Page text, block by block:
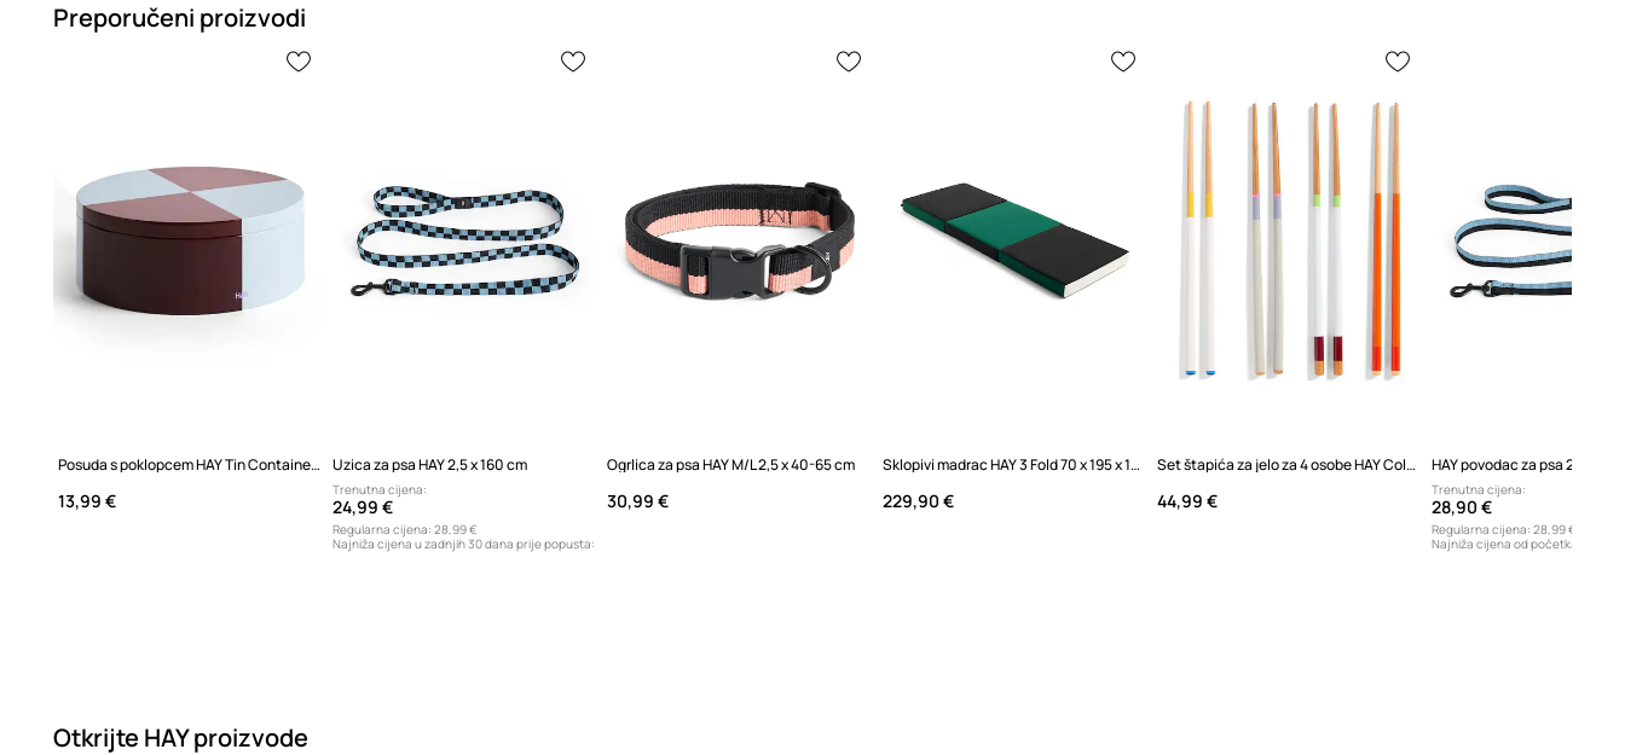
Preporučeni proizvodi
Posuda s poklopcem HAY Tin Container 19,8 x 7,3 cm
13,99 €
Uzica za psa HAY 2,5 x 160 cm
Trenutna cijena:
24,99 €
Regularna cijena: 28,99 €
Najniža cijena u zadnjih 30 dana prije popusta:
Ogrlica za psa HAY M/L 2,5 x 40-65 cm
30,99 €
Sklopivi madrac HAY 3 Fold 70 x 195 x 10 cm
229,90 €
Set štapića za jelo za 4 osobe HAY ColourSticks 22,5 cm 8-pack
44,99 €
HAY povodac za psa 2,5 x
Trenutna cijena:
28,90 €
Regularna cijena: 28,99 €
Najniža cijena od početka
Otkrijte HAY proizvode